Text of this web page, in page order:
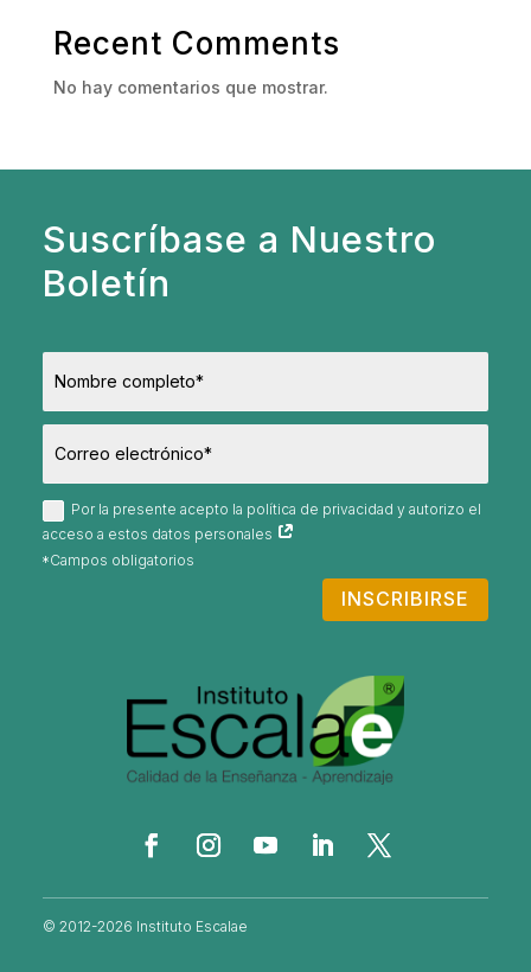
Recent Comments
No hay comentarios que mostrar.
Suscríbase a Nuestro
Boletín
Por la presente acepto la política de privacidad y autorizo el
acceso a estos datos personales
INSCRIBIRSE
© 2012-2026 Instituto Escalae